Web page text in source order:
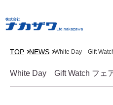
TOP NEWS White Day Gift
White Day Gift Watch フ